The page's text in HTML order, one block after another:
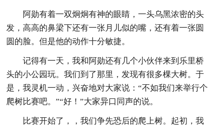
阿勋有着一双炯炯有神的眼睛，一头乌黑浓密的头
发，高高的鼻梁下还有一张月儿似的嘴，还有着一张圆
圆的脸。但是他的动作十分敏捷。
记得有一天，我和阿勋还有几个小伙伴来到乐里桥
头的小公园玩。我们到了那里，发现有很多棵大树。于
是，我灵机一动，兴奋地对大家说：“不如我们来举行个
爬树比赛吧。”“好！”大家异口同声的说。
比赛开始了，，我们争先恐后的爬上树。起初，我